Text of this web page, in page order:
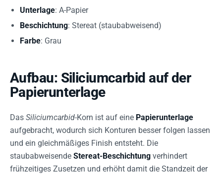
Unterlage: A-Papier
Beschichtung: Stereat (staubabweisend)
Farbe: Grau
Aufbau: Siliciumcarbid auf der
Papierunterlage
Das Siliciumcarbid-Korn ist auf eine Papierunterlage
aufgebracht, wodurch sich Konturen besser folgen lassen
und ein gleichmäßiges Finish entsteht. Die
staubabweisende Stereat-Beschichtung verhindert
frühzeitiges Zusetzen und erhöht damit die Standzeit der